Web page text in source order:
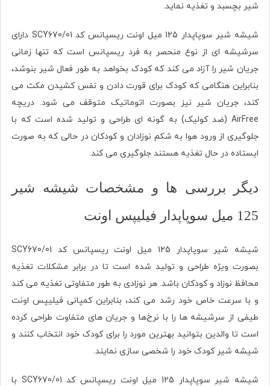
شیر بچسبد و تغذیه نماید.
شیشه شیر سوپاپدار 125 میل اونت ریسپانس کد SCY670/01 دارای
سرشیشه ای از نوع منحصر به فرد ریسپانس است که تنها زمانی
جریان شیر را آزاد می کند که کودک بخواهد به طور فعال شیر بنوشد،
بنابراین هنگامی که کودک برای قورت دادن و نفس کشیدن مکث می
کند، جریان شیر نیز بصورت اتوماتیک متوقف می شود. دریچه
AirFree (ضد کولیک) به گونه ای طراحی و تولید شده است که با
جلوگیری از ورود هوا به شکم نوزادان و کودکان در حالی که به صورت
ایستاده در حال تغذیه هستند جلوگیری می کند.
دیگر بررسی ها و مشخصات شیشه شیر
125 میل سوپاپدار فیلیپس اونت
شیشه شیر سوپاپدار 125 میل اونت ریسپانس کد SCY670/01
بصورت ویژه طراحی و تولید شده است تا در برابر مشکلات تغذیه
محافظ نوزاد و کودکان باشد. هر نوزادی به طور متفاوتی تغذیه می کند
و با سرعت خاص خود رشد می کند، بنابراین کمپانی فیلیپس اونت
طیفی از سرشیشه ها را با نرخ‌ها و جریان های متفاوت طراحی کرده‌
است تا والدین بتوانید بهترین مورد را برای کودک خود انتخاب کنند و
شیشه شیر کودک خود را شخصی سازی نمایند.
شیشه شیر سوپاپدار 125 میل اونت ریسپانس کد SCY670/01 با